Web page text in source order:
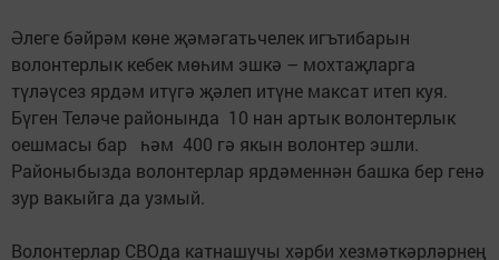
Әлеге бәйрәм көне җәмәгатьчелек игътибарын
волонтерлык кебек мөһим эшкә – мохтаҗларга
түләүсез ярдәм итүгә җәлеп итүне максат итеп куя.
Бүген Теләче районында 10 нан артык волонтерлык
оешмасы бар һәм 400 гә якын волонтер эшли.
Районыбызда волонтерлар ярдәменнән башка бер генә
зур вакыйга да узмый.
Волонтерлар СВОда катнашучы хәрби хезмәткәрләрнең